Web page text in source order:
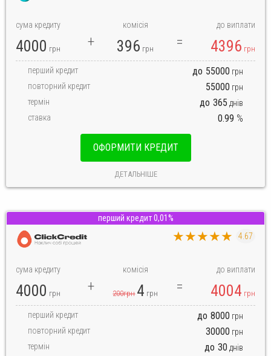
до виплати
4396 грн
сума кредиту
4000 грн
комісія
396 грн
перший кредит до 55000 грн
повторний кредит
55000 грн
термін
до 365 днів
ставка
0.99 %
ОФОРМИТИ КРЕДИТ
ДЕТАЛЬНІШЕ
★★★★★ 4.67
до виплати
4004 грн
сума кредиту
4000 грн
комісія
200грн 4 грн
перший кредит до 8000 грн
повторний кредит
30000 грн
термін
до 30 днів
перший кредит 0,01%